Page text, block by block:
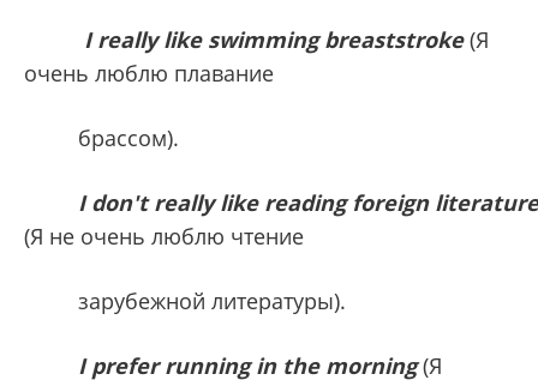
I really like swimming breaststroke(Я
очень люблю плавание
брассом).
I don't really like reading foreign literature
(Я не очень люблю чтение
зарубежной литературы).
I prefer running in the morning(Я